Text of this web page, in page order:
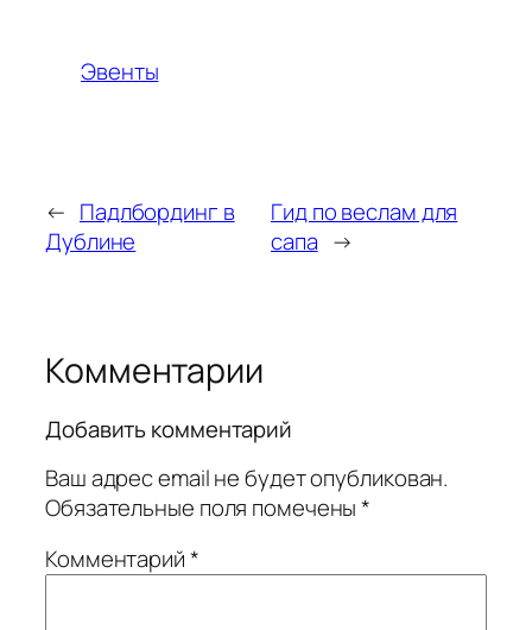
Эвенты
← Падлбординг в
Дублине
Гид по веслам для
сапа →
Комментарии
Добавить комментарий
Ваш адрес email не будет опубликован.
Обязательные поля помечены*
Комментарий*